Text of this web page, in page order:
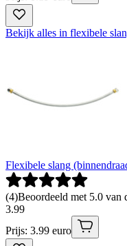
Bekijk alles in flexibele
Flexibele slang
(4)Beoordeeld met 5.0 van
3.99
Prijs: 3.99 euro